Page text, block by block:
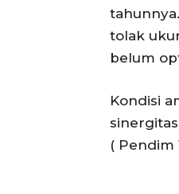
tolak
belum
Kondisi
( Pendim